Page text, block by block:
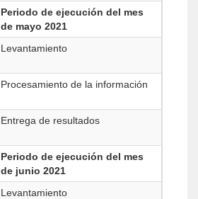
Periodo de ejecución del mes
de mayo 2021
Levantamiento
Procesamiento de la información
Entrega de resultados
Periodo de ejecución del mes
de junio 2021
Levantamiento